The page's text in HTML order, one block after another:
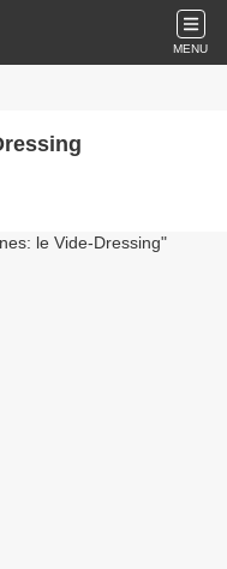
MENU